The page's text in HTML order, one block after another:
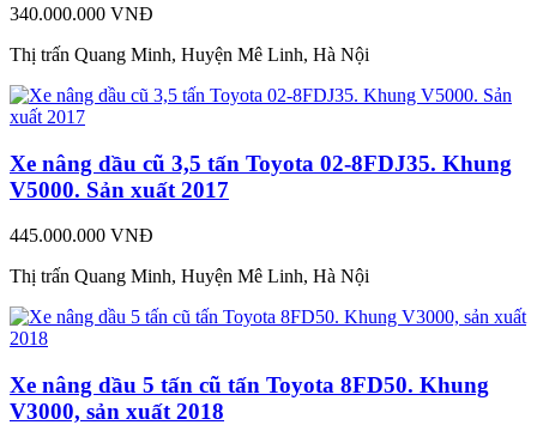
340.000.000 VNĐ
Thị trấn Quang Minh, Huyện Mê Linh, Hà Nội
Xe nâng dầu cũ 3,5 tấn Toyota 02-8FDJ35. Khung
V5000. Sản xuất 2017
445.000.000 VNĐ
Thị trấn Quang Minh, Huyện Mê Linh, Hà Nội
Xe nâng dầu 5 tấn cũ tấn Toyota 8FD50. Khung
V3000, sản xuất 2018